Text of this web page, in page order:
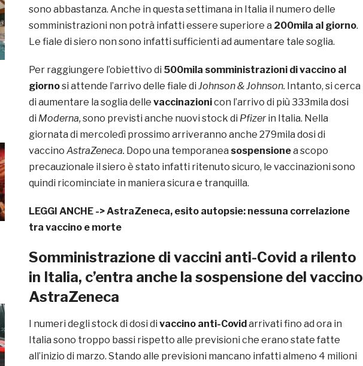
sono abbastanza. Anche in questa settimana in Italia il numero delle
somministrazioni non potrà infatti essere superiore a 200mila al giorno.
Le fiale di siero non sono infatti sufficienti ad aumentare tale soglia.
Per raggiungere l’obiettivo di 500mila somministrazioni di vaccino al
giornosi attende l’arrivo delle fiale di Johnson & Johnson. Intanto, si cerca
di aumentare la soglia delle vaccinazionicon l’arrivo di più 333mila dosi
di Moderna,sono previsti anche nuovi stock di Pfizerin Italia. Nella
giornata di mercoledì prossimo arriveranno anche 279mila dosi di
vaccino AstraZeneca. Dopo una temporanea sospensionea scopo
precauzionale il siero è stato infatti ritenuto sicuro, le vaccinazioni sono
quindi ricominciate in maniera sicura e tranquilla.
LEGGI ANCHE ->AstraZeneca, esito autopsie: nessuna correlazione
tra vaccino e morte
Somministrazione di vaccini anti-Covid a rilento
in Italia, c’entra anche la sospensione del vaccino
AstraZeneca
I numeri degli stock di dosi di vaccino anti-Covidarrivati fino ad ora in
Italia sono troppo bassi rispetto alle previsioni che erano state fatte
all’inizio di marzo. Stando alle previsioni mancano infatti almeno 4 milioni